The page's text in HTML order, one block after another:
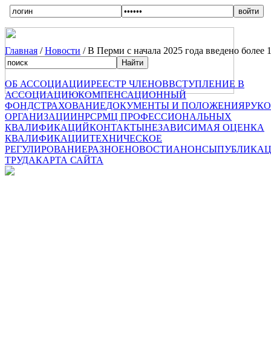
Главная /Новости / В Перми с начала 2025 года введено более
ОБ АССОЦИАЦИИРЕЕСТР ЧЛЕНОВВСТУПЛЕНИЕ В
АССОЦИАЦИЮКОМПЕНСАЦИОННЫЙ
ФОНДСТРАХОВАНИЕДОКУМЕНТЫ И ПОЛОЖЕНИЯ
ОРГАНИЗАЦИИНРСРМЦ ПРОФЕССИОНАЛЬНЫХ
КВАЛИФИКАЦИЙКОНТАКТЫНЕЗАВИСИМАЯ ОЦЕНКА
КВАЛИФИКАЦИИТЕХНИЧЕСКОЕ
РЕГУЛИРОВАНИЕРАЗНОЕНОВОСТИАНОНСЫ
ТРУДАКАРТА САЙТА